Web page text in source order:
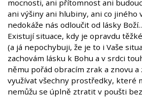
mocnosti, ani přítomnost ani
ani výšiny ani hlubiny, ani co jiného
nedokáže nás odloučit od lásky
Existují situace, kdy je opravdu
(a já nepochybuji, že je to i Vaše
zachovám lásku k Bohu a v srdci
němu pořád obracím zrak a znovu a
využívat všechny prostředky, které
nemůžu se úplně ztratit v poušti